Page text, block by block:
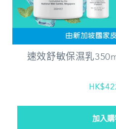
速效舒敏保濕乳